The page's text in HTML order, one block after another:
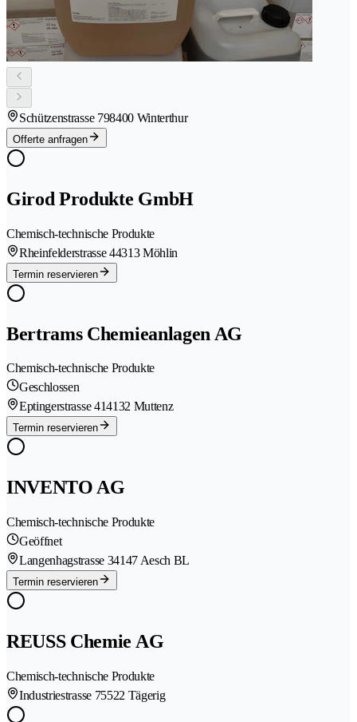
Schützenstrasse 798400 Winterthur
Offerte anfragen
Girod Produkte GmbH
Chemisch-technische Produkte
Rheinfelderstrasse 44313 Möhlin
Termin reservieren
Bertrams Chemieanlagen AG
Chemisch-technische Produkte
Geschlossen
Eptingerstrasse 414132 Muttenz
Termin reservieren
INVENTO AG
Chemisch-technische Produkte
Geöffnet
Langenhagstrasse 34147 Aesch BL
Termin reservieren
REUSS Chemie AG
Chemisch-technische Produkte
Industriestrasse 75522 Tägerig